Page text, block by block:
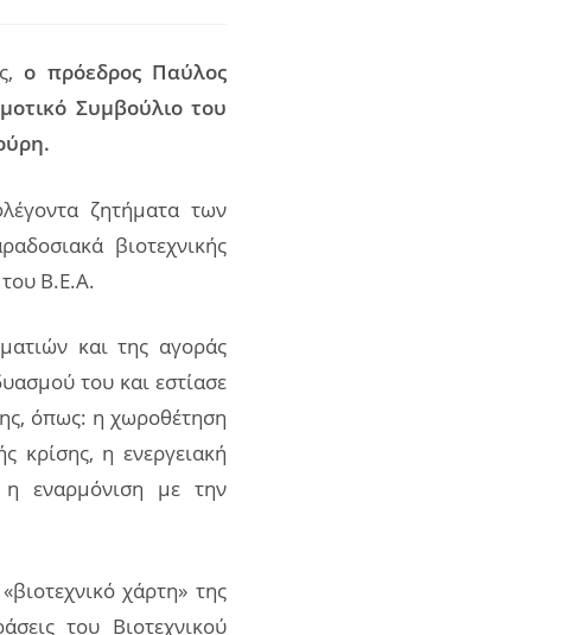
ο πρόεδρος Παύλος
Συμβούλιο του
ζητήματα των
βιοτεχνικής
του Β.Ε.Α.
και της αγοράς
του και εστίασε
όπως: η χωροθέτηση
κρίσης, η ενεργειακή
η εναρμόνιση με την
χάρτη» της
του Βιοτεχνικού